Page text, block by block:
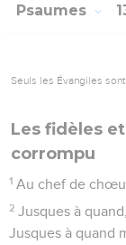
Psaumes
Seuls les Évangiles
Les fidèles
corrompu
1 Au chef de
2 Jusques à
Jusques à quand